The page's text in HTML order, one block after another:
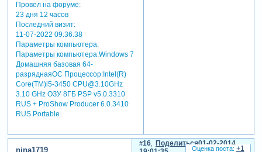
Провел на форуме:
23 дня 12 часов
Последний визит:
11-07-2022 09:36:38
Параметры компьютера:
Параметры компьютера:Windows 7
Домашняя базовая 64-
разряднаяОС Процессор:Intel(R)
Core(TM)i5-3450 CPU@3.10GHz
3.10 GHz ОЗУ 8ГБ PSP v5.0.3310
RUS + ProShow Producer 6.0.3410
RUS Portable
Поделиться
16
01-02-2014
nina1719 +1